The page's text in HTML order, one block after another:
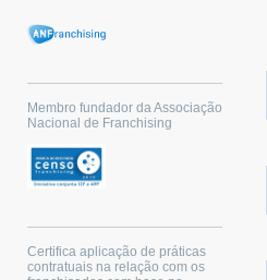
Membro fundador da Associação
Nacional de Franchising
Certifica aplicação de práticas
contratuais na relação com os